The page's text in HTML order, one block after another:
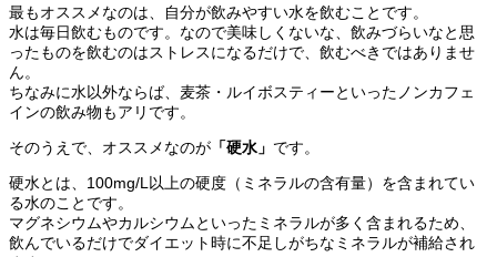
最もオススメなのは、自分が飲みやすい水を飲むことです。
水は毎日飲むものです。なので美味しくないな、飲みづらいなと思
ったものを飲むのはストレスになるだけで、飲むべきではありませ
ん。
ちなみに水以外ならば、麦茶・ルイボスティーといったノンカフェ
インの飲み物もアリです。
そのうえで、オススメなのが 「硬水」 です。
硬水とは、100mg/L以上の硬度（ミネラルの含有量）を含まれてい
る水のことです。
マグネシウムやカルシウムといったミネラルが多く含まれるため、
飲んでいるだけでダイエット時に不足しがちなミネラルが補給され